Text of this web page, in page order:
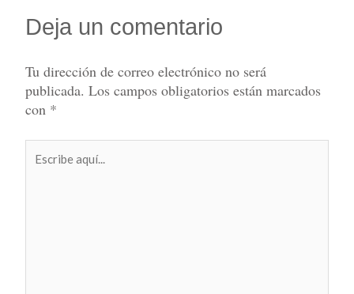
Deja un comentario
Tu dirección de correo electrónico no será
publicada. Los campos obligatorios están marcados
con *
aquí...